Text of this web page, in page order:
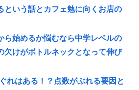
という話とカフェ勉に向くお店の
ら始めるか悩むなら中学レベルの
欠けがボトルネックとなって伸び
れはある！？点数がぶれる要因と